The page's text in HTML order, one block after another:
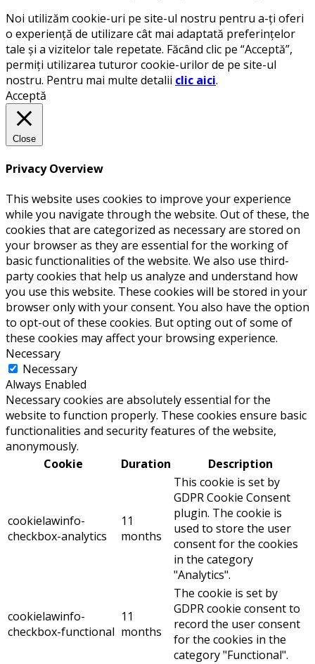
Noi utilizăm cookie-uri pe site-ul nostru pentru a-ți oferi
o experiență de utilizare cât mai adaptată preferințelor
tale și a vizitelor tale repetate. Făcând clic pe “Acceptă”,
permiți utilizarea tuturor cookie-urilor de pe site-ul
nostru. Pentru mai multe detalii clic aici.
Acceptă
Close
Privacy Overview
This website uses cookies to improve your experience
while you navigate through the website. Out of these, the
cookies that are categorized as necessary are stored on
your browser as they are essential for the working of
basic functionalities of the website. We also use third-
party cookies that help us analyze and understand how
you use this website. These cookies will be stored in your
browser only with your consent. You also have the option
to opt-out of these cookies. But opting out of some of
these cookies may affect your browsing experience.
Necessary
Necessary
Always Enabled
Necessary cookies are absolutely essential for the
website to function properly. These cookies ensure basic
functionalities and security features of the website,
anonymously.
Cookie
Duration Description
cookielawinfo-
checkbox-analytics
11
months
This cookie is set by
GDPR Cookie Consent
plugin. The cookie is
used to store the user
consent for the cookies
in the category
"Analytics".
cookielawinfo-
checkbox-functional
11
months
The cookie is set by
GDPR cookie consent to
record the user consent
for the cookies in the
category "Functional".